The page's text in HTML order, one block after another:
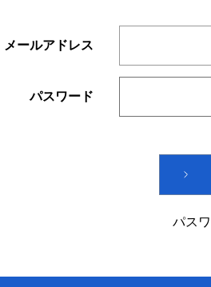
メールアドレス
パスワード
パス